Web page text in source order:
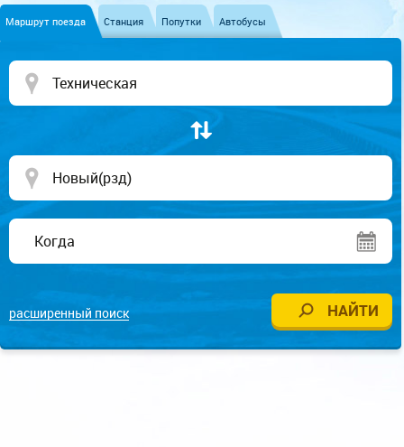
Маршрут поезда Станция Попутки Автобусы
расширенный поиск